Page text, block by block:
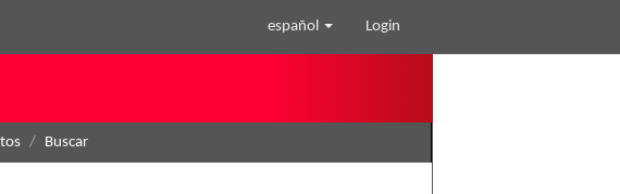
español Login
Buscar